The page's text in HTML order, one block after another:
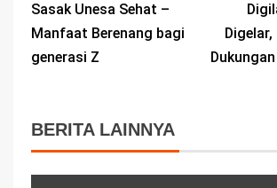
Sasak Unesa Sehat –
Manfaat Berenang bagi
generasi Z
BERITA LAINNYA